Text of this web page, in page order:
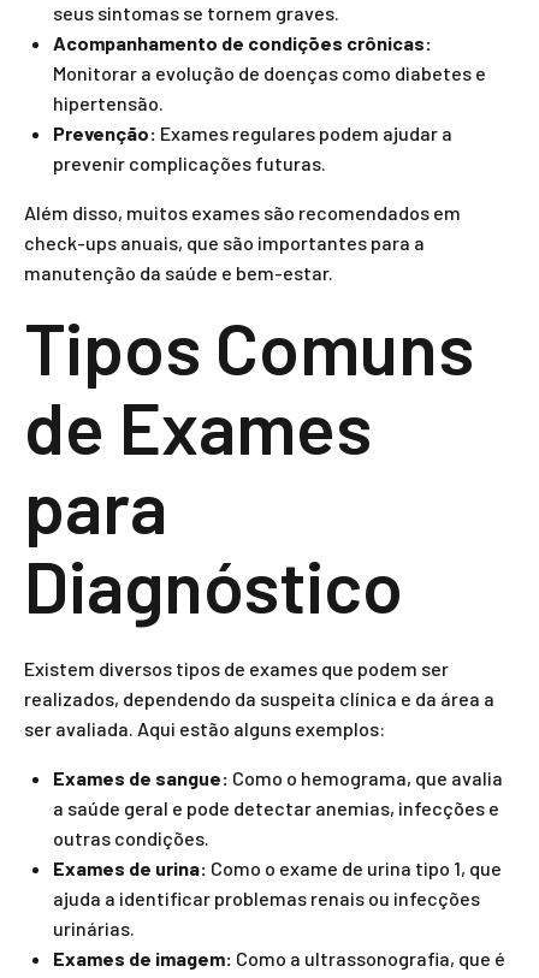
seus sintomas se tornem graves.
Acompanhamento de condições crônicas:
Monitorar a evolução de doenças como diabetes e
hipertensão.
Prevenção: Exames regulares podem ajudar a
prevenir complicações futuras.
Além disso, muitos exames são recomendados em
check-ups anuais, que são importantes para a
manutenção da saúde e bem-estar.
Tipos Comuns
de Exames
para
Diagnóstico
Existem diversos tipos de exames que podem ser
realizados, dependendo da suspeita clínica e da área a
ser avaliada. Aqui estão alguns exemplos:
Exames de sangue: Como o hemograma, que avalia
a saúde geral e pode detectar anemias, infecções e
outras condições.
Exames de urina: Como o exame de urina tipo 1, que
ajuda a identificar problemas renais ou infecções
urinárias.
Exames de imagem: Como a ultrassonografia, que é